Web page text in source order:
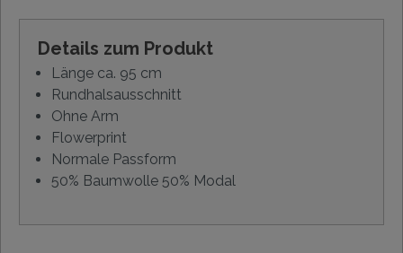
Details zum Produkt
Länge ca. 95 cm
Rundhalsausschnitt
Ohne Arm
Flowerprint
Normale Passform
50% Baumwolle 50% Modal